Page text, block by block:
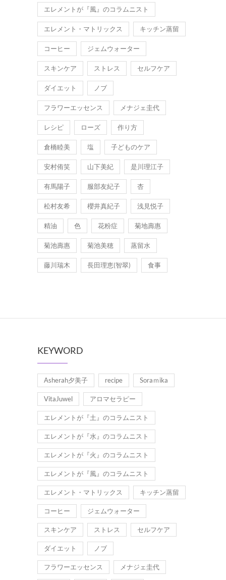
エレメントが『風』のコラムニスト
エレメント・マトリックス キッチン蒸留
コーヒー ジェムウォーター
スキンケア ストレス セルフケア
ダイエット ノブ
フラワーエッセンス メナジェ圭代
レシピ ローズ 作り方
倉橋睦美 塩 子どものケア
安村侑笑 山下美紀 是川理江子
有馬陽子 服部友紀子 杏
松村友希 櫻井真紀子 浅見悦子
精油 色 花粉症 菊地壽惠
菊池壽惠 菊池美穂 蒸留水
藤川瑞木 長田理恵(智翠) 食事
KEYWORD
Asherah夕美子 recipe Soraｍika
VitaJuwel アロマセラピー
エレメントが『土』のコラムニスト
エレメントが『水』のコラムニスト
エレメントが『火』のコラムニスト
エレメントが『風』のコラムニスト
エレメント・マトリックス キッチン蒸留
コーヒー ジェムウォーター
スキンケア ストレス セルフケア
ダイエット ノブ
フラワーエッセンス メナジェ圭代